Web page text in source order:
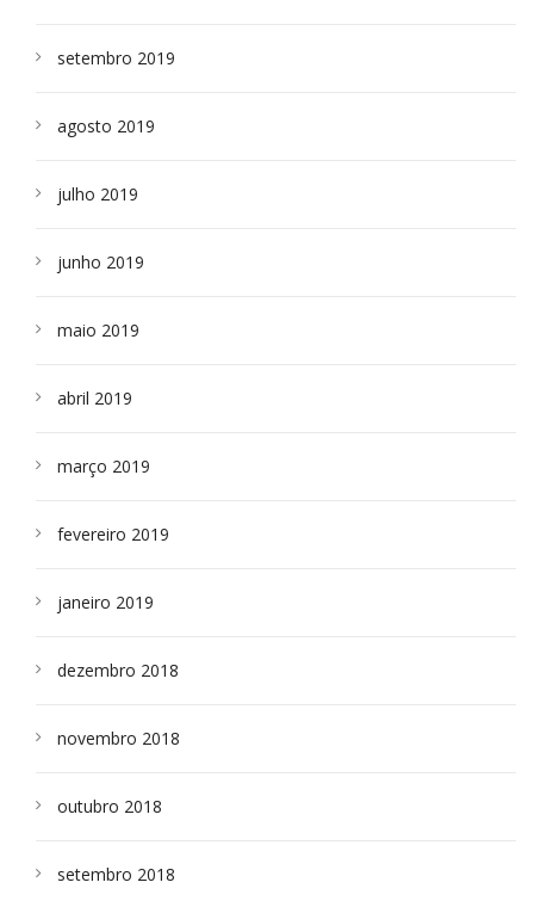
setembro 2019
agosto 2019
julho 2019
junho 2019
maio 2019
abril 2019
março 2019
fevereiro 2019
janeiro 2019
dezembro 2018
novembro 2018
outubro 2018
setembro 2018